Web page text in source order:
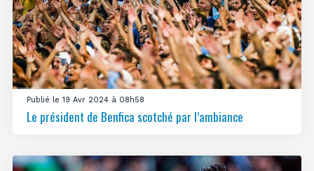
Publié le 19 Avr 2024 à 08h58
Le président de Benfica scotché par l’ambiance